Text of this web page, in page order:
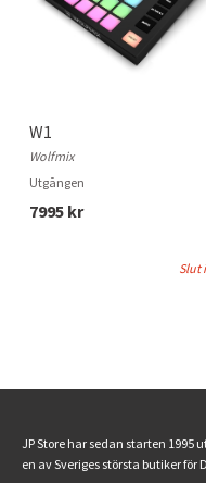
W1
Wolfmix
Utgången
7995 kr
Slut
JP Store har sedan starten
en av Sveriges största butiker